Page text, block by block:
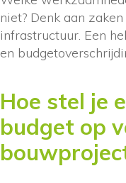
niet? Denk aan
infrastructuur. Een
en
Hoe stel je
budget op